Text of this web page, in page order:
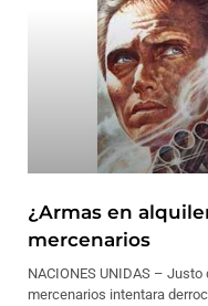
¿Armas en
mercenarios
NACIONES UNIDAS –
mercenarios intentara